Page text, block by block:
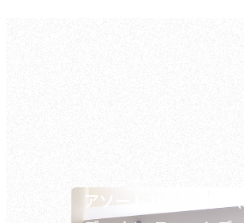
アソートカウンター